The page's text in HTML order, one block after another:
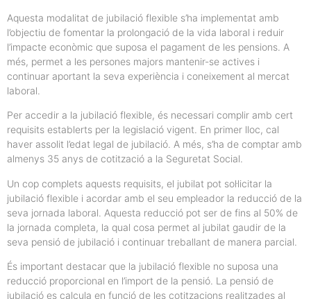
Aquesta modalitat de jubilació flexible s’ha implementat amb
l’objectiu de fomentar la prolongació de la vida laboral i reduir
l’impacte econòmic que suposa el pagament de les pensions. A
més, permet a les persones majors mantenir-se actives i
continuar aportant la seva experiència i coneixement al mercat
laboral.
Per accedir a la jubilació flexible, és necessari complir amb cert
requisits establerts per la legislació vigent. En primer lloc, cal
haver assolit l’edat legal de jubilació. A més, s’ha de comptar amb
almenys 35 anys de cotització a la Seguretat Social.
Un cop complets aquests requisits, el jubilat pot sol·licitar la
jubilació flexible i acordar amb el seu empleador la reducció de la
seva jornada laboral. Aquesta reducció pot ser de fins al 50% de
la jornada completa, la qual cosa permet al jubilat gaudir de la
seva pensió de jubilació i continuar treballant de manera parcial.
És important destacar que la jubilació flexible no suposa una
reducció proporcional en l’import de la pensió. La pensió de
jubilació es calcula en funció de les cotitzacions realitzades al